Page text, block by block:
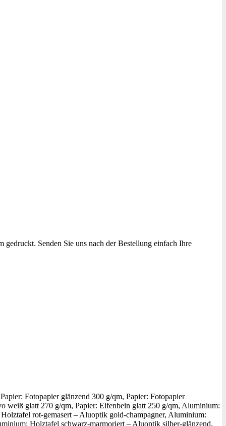
Senden Sie uns nach der Bestellung einfach Ihre
Fotopapier glänzend 300 g/qm, Papier: Fotopapier
weiß glatt 270 g/qm, Papier: Elfenbein glatt 250 g/qm, Aluminium:
rot-gemasert – Aluoptik gold-champagner, Aluminium:
Holztafel schwarz-marmoriert – Aluoptik silber-glänzend,